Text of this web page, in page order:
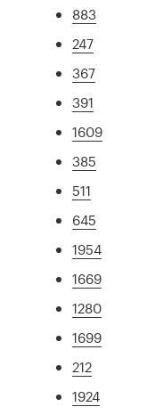
883
247
367
391
1609
385
511
645
1954
1669
1280
1699
212
1924